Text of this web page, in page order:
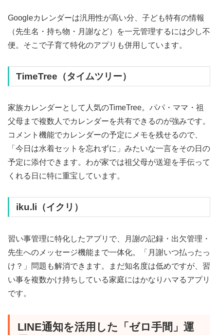
Googleカレンダーは汎用性が高い分、子ども特有の情報
（先生名・持ち物・月謝など）を一元管理するには少し不
便。そこで子育て特化のアプリも併用しています。
TimeTree（タイムツリー）
家族カレンダーとして人気のTimeTree。パパ・ママ・祖
父母まで複数人でカレンダーを共有できるのが強みです。
コメント機能でカレンダーの予定にメモを残せるので、
「今日は水着セットを忘れずに」みたいな一言をその日の
予定に添付できます。わが家では祖父母が送迎を手伝って
くれる日に特に重宝しています。
iku.li（イクリ）
習い事管理に特化したアプリで、月謝の記録・出欠管理・
先生へのメッセージ機能まで一体化。「月謝いつ払ったっ
け？」問題も解消できます。まだ知名度は低めですが、習
い事を複数かけ持ちしている家庭にはかなりハマるアプリ
です。
LINE通知を活用した「ゼロ手間」運